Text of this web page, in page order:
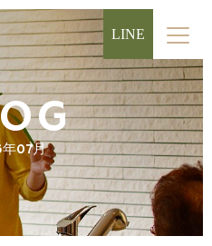
LINE
07月